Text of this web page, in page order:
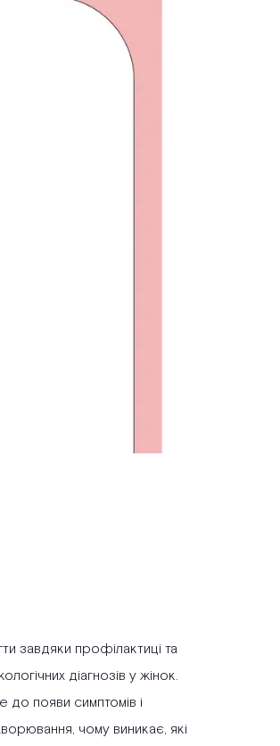
завдяки профілактиці та
діагнозів у жінок.
до появи симптомів і
чому виникає, які